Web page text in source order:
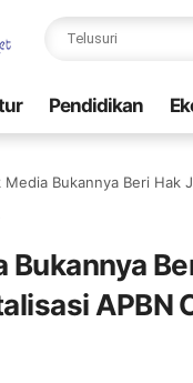
Pendidikan
Media Bukannya Beri Hak
Bukannya
APBN